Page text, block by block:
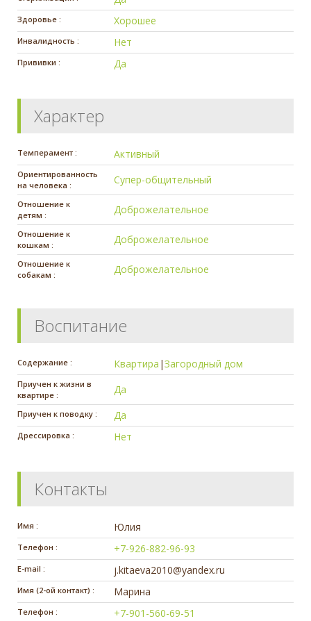
Здоровье : Хорошее
Инвалидность : Нет
Прививки : Да
Характер
Темперамент : Активный
Ориентированность
на человека :
Супер-общительный
Отношение к
детям :
Доброжелательное
Отношение к
кошкам :
Доброжелательное
Отношение к
собакам :
Доброжелательное
Воспитание
Содержание : Квартира |Загородный дом
Приучен к жизни в
квартире :
Да
Приучен к поводку : Да
Дрессировка : Нет
Контакты
Имя : Юлия
Телефон : +7-926-882-96-93
E-mail : j.kitaeva2010@yandex.ru
Имя (2-ой контакт) : Марина
Телефон : +7-901-560-69-51